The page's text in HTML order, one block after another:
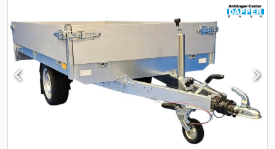
gumiabroncsméret, igen, fékrendszerrel Fa + lemez padlólemez
Ipari vonókerék Kézi működtetés Dksdpjwwvnfofx After